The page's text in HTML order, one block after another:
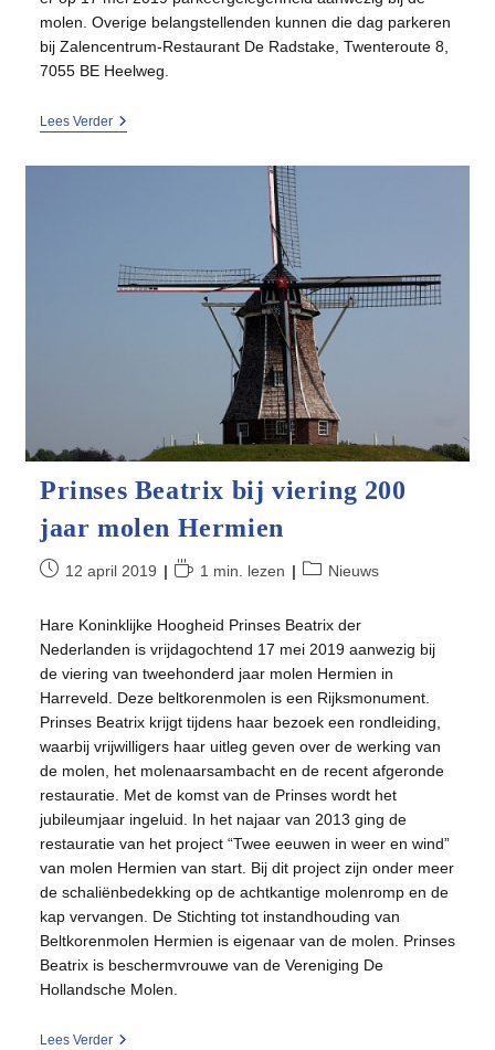
molen. Overige belangstellenden kunnen die dag parkeren
bij Zalencentrum-Restaurant De Radstake, Twenteroute 8,
7055 BE Heelweg.
Lees VerderReceptie
Prinses Beatrix bij viering 200
jaar molen Hermien
Bericht12 april 2019 Leestijd:1 min. lezen Berichtcategorie:
Nieuws
Hare Koninklijke Hoogheid Prinses Beatrix der
Nederlanden is vrijdagochtend 17 mei 2019 aanwezig bij
de viering van tweehonderd jaar molen Hermien in
Harreveld. Deze beltkorenmolen is een Rijksmonument.
Prinses Beatrix krijgt tijdens haar bezoek een rondleiding,
waarbij vrijwilligers haar uitleg geven over de werking van
de molen, het molenaarsambacht en de recent afgeronde
restauratie. Met de komst van de Prinses wordt het
jubileumjaar ingeluid. In het najaar van 2013 ging de
restauratie van het project “Twee eeuwen in weer en wind”
van molen Hermien van start. Bij dit project zijn onder meer
de schaliënbedekking op de achtkantige molenromp en de
kap vervangen. De Stichting tot instandhouding van
Beltkorenmolen Hermien is eigenaar van de molen. Prinses
Beatrix is beschermvrouwe van de Vereniging De
Hollandsche Molen.
Lees VerderPrinses